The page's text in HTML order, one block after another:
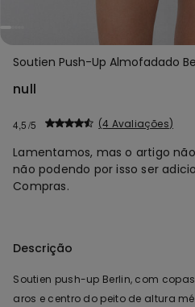
Soutien Push-Up Almofadado
null
4,5 4 Avaliações
Lamentamos, mas o artigo
não podendo por isso ser
Compras.
Descrição
Soutien push-up Berlin, com
aros e centro do peito de altura